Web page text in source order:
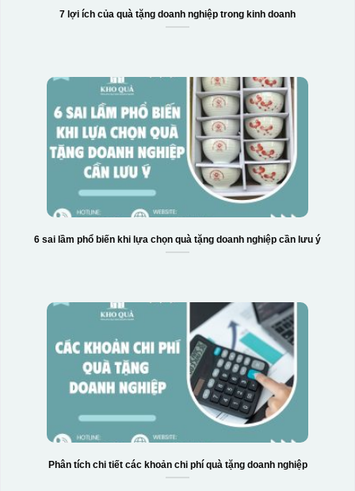
7 lợi ích của quà tặng doanh nghiệp trong kinh doanh
6 sai lầm phổ biến khi lựa chọn quà tặng doanh nghiệp cần lưu ý
Phân tích chi tiết các khoản chi phí quà tặng doanh nghiệp